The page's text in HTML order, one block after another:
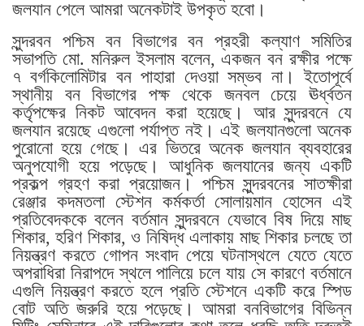
জলযান পেলে আমরা অনেকটাই উপকৃত হবো।
সুন্দরবন পশ্চিম বন বিভাগের বন প্রহরী কল্যাণ সমিতির
সভাপতি মো. মনিরুল ইসলাম বলেন, একজন বন রক্ষীর পক্ষে
৭ বর্গকিলোমিটার বন পাহারা দেওয়া সম্ভব না। ইতোপূর্বে
স্থানীয় বন বিভাগের পক্ষ থেকে জনবল চেয়ে ঊর্ধ্বতন
কর্তৃপক্ষের নিকট আবেদন করা হয়েছে। আর সুন্দরবনে যে
জলযান রয়েছে এগুলো পর্যাপ্ত নই। এই জলযানগুলো অনেক
পুরোনো হয়ে গেছে। এর ভিতরে অনেক জলযান ব্যবহারের
অনুপযোগী হয়ে পড়েছে। আধুনিক জলযানের জন্য একটি
প্রকল্প গ্রহণ করা প্রয়োজন। পশ্চিম সুন্দরবনের সাতক্ষীরা
রেঞ্জার কদমতলা স্টেশন কর্মকর্তা সোলায়মান হোসেন এই
প্রতিবেদককে বলেন বর্তমান সুন্দরবনে যেভাবে বিষ দিয়ে মাছ
শিকার, হরিণ শিকার, ও নিষিদ্ধ এলাকায় মাছ শিকার চলছে তা
নিয়ন্ত্রণ করতে গোপন সংবাদ পেয়ে ঘটনাস্থলে যেতে যেতে
অপরাধিরা নিরাপদে স্থলে পালিয়ে চলে যায় সে কারণে বর্তমানে
এগুলি নিয়ন্ত্রণ করতে হলে প্রতি স্টেশনে একটি করে স্পিড
বোট অতি জরুরি হয়ে পড়েছে। আমরা বনবিভাগের বিভিন্ন